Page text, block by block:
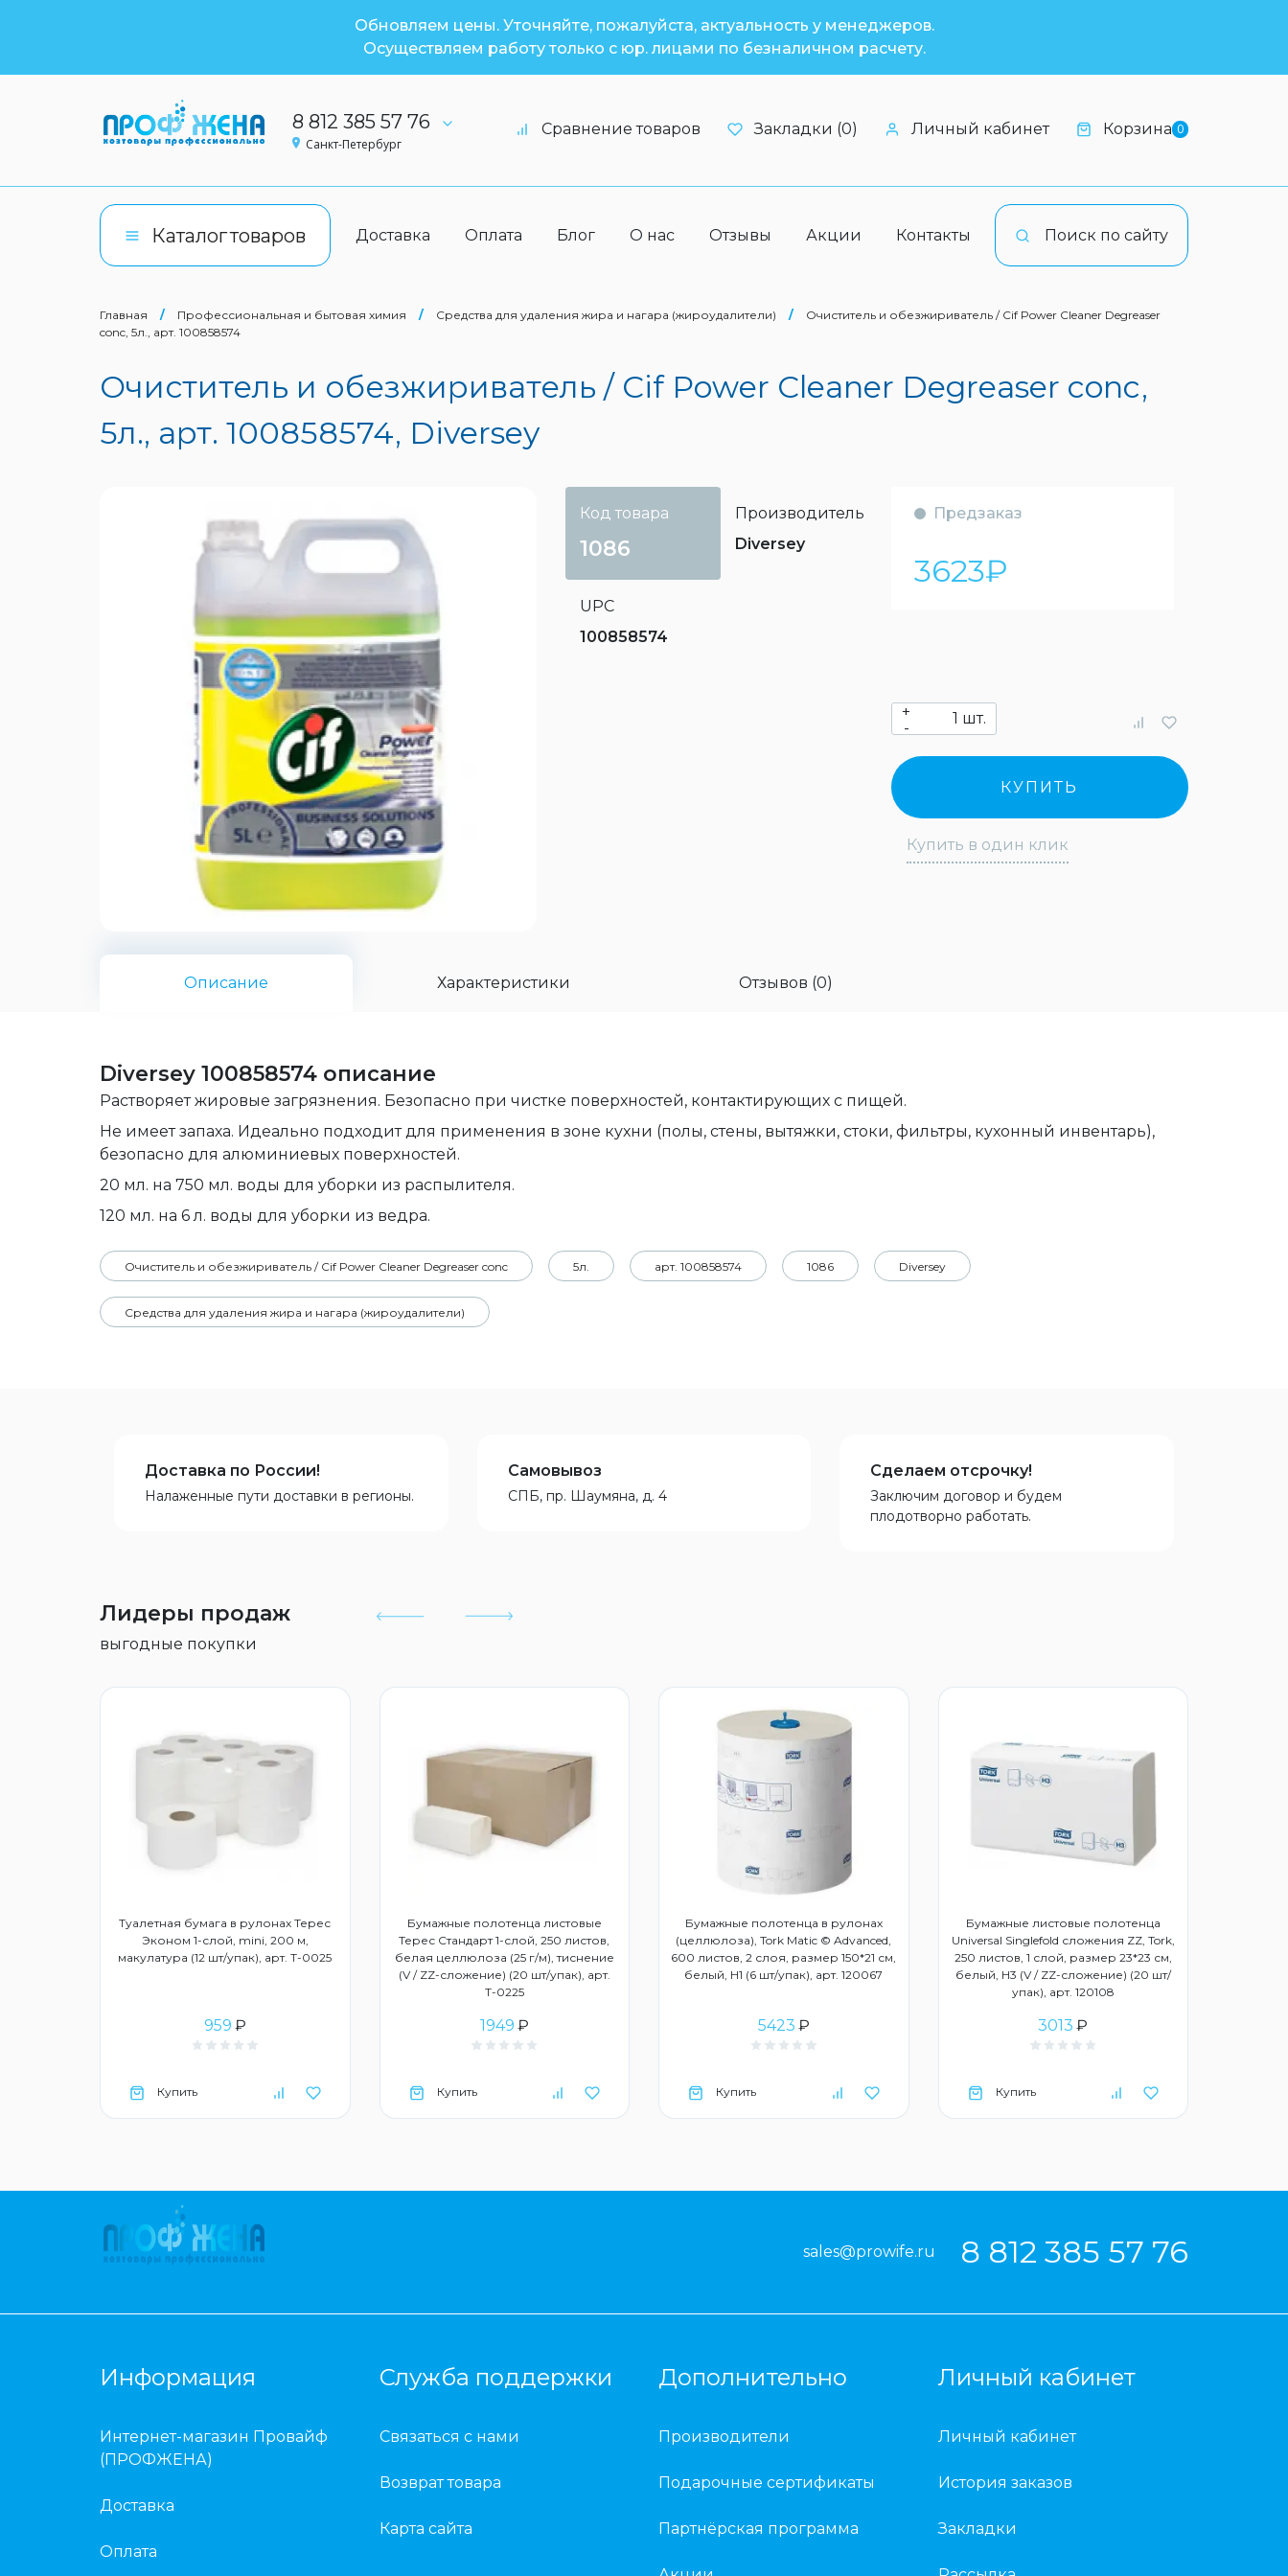
Обновляем цены. Уточняйте, пожалуйста, актуальность у менеджеров.
Осуществляем работу только с юр. лицами по безналичном расчету.
8 812 385 57 76
Санкт-Петербург
Сравнение товаров Закладки (0) Личный кабинет Корзина 0
Поиск по сайту
Каталогтоваров Доставка Оплата Блог О нас Отзывы Акции Контакты
Главная / Профессиональная и бытовая химия / Средства для удаления жира и нагара (жироудалители) /
Очиститель и обезжириватель / Cif Power Cleaner Degreaser
conc, 5л., арт. 100858574
Очиститель и обезжириватель / Cif Power Cleaner Degreaser conc,
5л., арт. 100858574, Diversey
Код товара
1086
Производитель
Diversey
UPC
100858574
Предзаказ
3623₽
+
-
шт.
КУПИТЬ
Купить в один клик
Описание Характеристики Отзывов (0)
Diversey 100858574 описание
Растворяет жировые загрязнения. Безопасно при чистке поверхностей, контактирующих с пищей.
Не имеет запаха. Идеально подходит для применения в зоне кухни (полы, стены, вытяжки, стоки, фильтры, кухонный инвентарь),
безопасно для алюминиевых поверхностей.
20 мл. на 750 мл. воды для уборки из распылителя.
120 мл. на 6 л. воды для уборки из ведра.
Очиститель и обезжириватель / Cif Power Cleaner Degreaser conc 5л. арт. 100858574 1086 Diversey
Средства для удаления жира и нагара (жироудалители)
Доставка по России!
Налаженные пути доставки в регионы.
Самовывоз
СПБ, пр. Шаумяна, д. 4
Сделаем отсрочку!
Заключим договор и будем
плодотворно работать.
Лидеры продаж
выгодные покупки
Туалетная бумага в рулонах Терес
Эконом 1-слой, mini, 200 м,
макулатура (12 шт/упак), арт. Т-0025
959 ₽
Купить
Бумажные полотенца листовые
Терес Стандарт 1-слой, 250 листов,
белая целлюлоза (25 г/м), тиснение
(V / ZZ-сложение) (20 шт/упак), арт.
Т-0225
1949 ₽
Купить
Бумажные полотенца в рулонах
(целлюлоза), Tork Matic © Advanced,
600 листов, 2 слоя, размер 150*21 см,
белый, Н1 (6 шт/упак), арт. 120067
5423 ₽
Купить
Бумажные листовые полотенца
Universal Singlefold сложения ZZ, Tork,
250 листов, 1 слой, размер 23*23 см,
белый, Н3 (V / ZZ-сложение) (20 шт/
упак), арт. 120108
3013 ₽
Купить
sales@prowife.ru 8 812 385 57 76
Информация
Интернет-магазин Провайф
(ПРОФЖЕНА)
Доставка
Оплата
Служба поддержки
Связаться с нами
Возврат товара
Карта сайта
Дополнительно
Производители
Подарочные сертификаты
Партнёрская программа
Личный кабинет
Личный кабинет
История заказов
Закладки